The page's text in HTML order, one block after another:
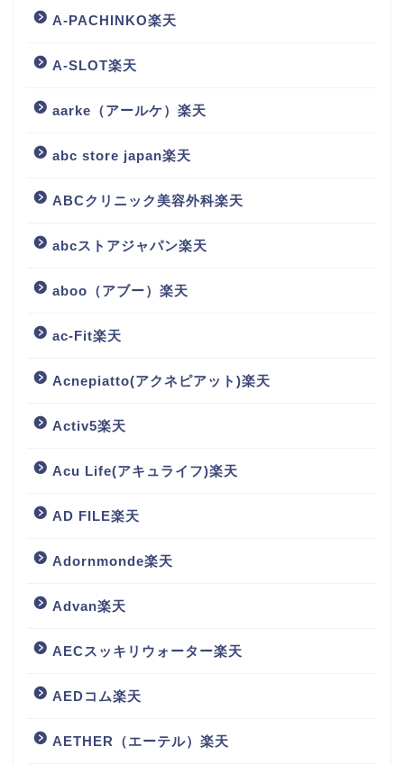
A-PACHINKO楽天
A-SLOT楽天
aarke（アールケ）楽天
abc store japan楽天
ABCクリニック美容外科楽天
abcストアジャパン楽天
aboo（アブー）楽天
ac-Fit楽天
Acnepiatto(アクネピアット)楽天
Activ5楽天
Acu Life(アキュライフ)楽天
AD FILE楽天
Adornmonde楽天
Advan楽天
AECスッキリウォーター楽天
AEDコム楽天
AETHER（エーテル）楽天